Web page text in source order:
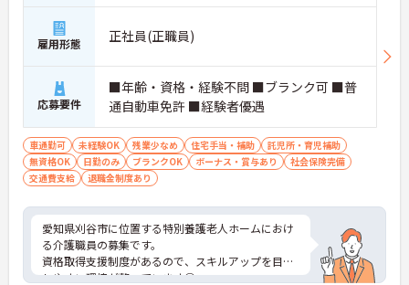
雇用形態 正社員(正職員)
応募要件
■年齢・資格・経験不問 ■ブランク可 ■普
通自動車免許 ■経験者優遇
車通勤可 未経験OK 残業少なめ 住宅手当・補助
託児所・育児補助
無資格OK
日勤のみ ブランクOK ボーナス・賞与あり
社会保険完備
交通費支給
退職金制度あり
愛知県刈谷市に位置する特別養護老人ホームにおけ
る介護職員の募集です。
資格取得支援制度があるので、スキルアップを目指
しやすい環境が整っています◎